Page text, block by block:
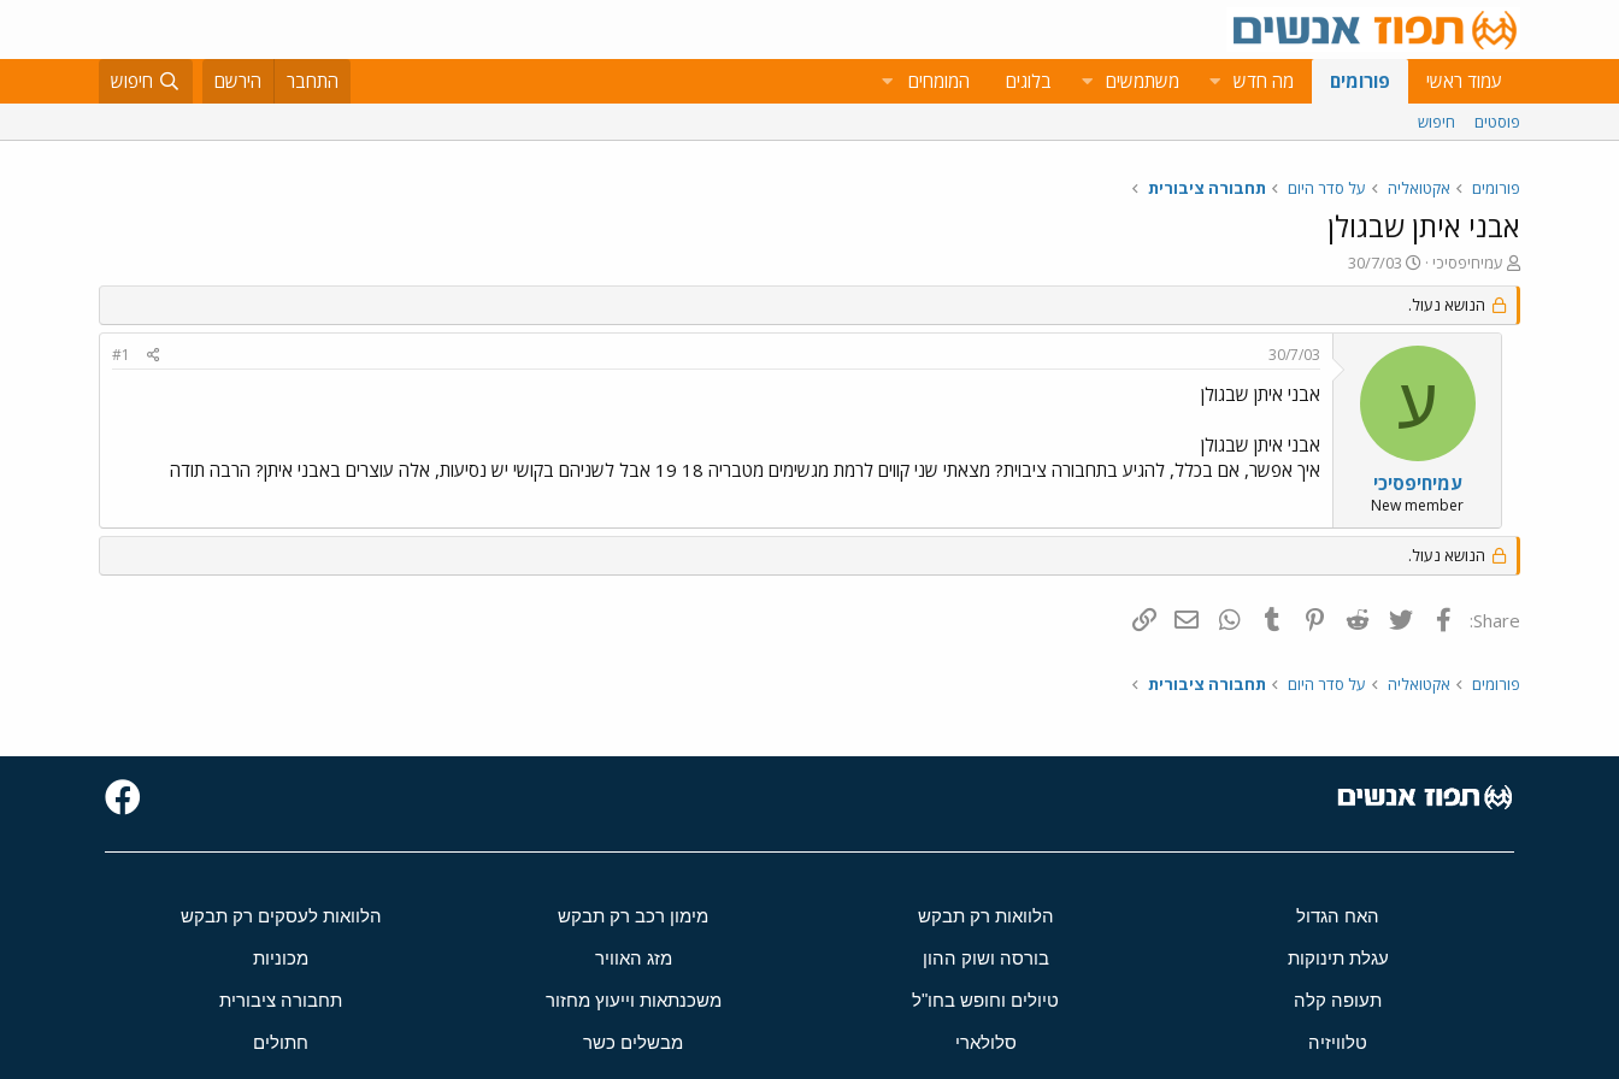
עמוד ראשי פורומים מה חדש משתמשים בלוגים המומחים התחבר הירשם חיפוש
פוסטים חיפוש
פורומים אקטואליה על סדר היום תחבורה ציבורית
אבני איתן שבגולן
פ
ו
ת
ח
עמיחיפסיכי
פ
ו
ס
ם
ת
ר
י
ך
30/7/03
הנושא נעול.
ע
עמיחיפסיכי
New member
30/7/03
#1
אבני איתן שבגולן
אבני איתן שבגולן
איך אפשר, אם בכלל, להגיע בתחבורה ציבוית? מצאתי שני קווים לרמת מגשימים מטבריה 18 19 אבל לשניהם בקושי יש נסיעות, אלה עוצרים באבני איתן? הרבה תודה
הנושא נעול.
Share: פייסבוק Twitter
Reddit
Pinterest
Tumblr
WhatsAppדואר אלקטרוני
פורומים אקטואליה על סדר היום תחבורה ציבורית
האח הגדול הלוואות רק תבקש מימון רכב רק תבקש הלוואות לעסקים רק תבקש
עגלת תינוקות בורסה ושוק ההון מזג האוויר מכוניות
תעופה קלה טיולים וחופש בחו"ל משכנתאות וייעוץ מחזור תחבורה ציבורית
טלוויזיה סלולארי מבשלים כשר חתולים